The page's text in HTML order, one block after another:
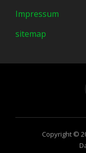
Impressum
sitemap
Copyright ©